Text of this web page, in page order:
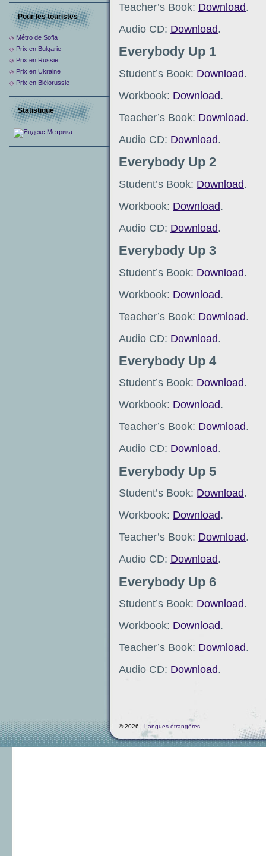
Teacher’s Book: Download.
Audio CD: Download.
Everybody Up 1
Student’s Book: Download.
Workbook: Download.
Teacher’s Book: Download.
Audio CD: Download.
Everybody Up 2
Student’s Book: Download.
Workbook: Download.
Audio CD: Download.
Everybody Up 3
Student’s Book: Download.
Workbook: Download.
Teacher’s Book: Download.
Audio CD: Download.
Everybody Up 4
Student’s Book: Download.
Workbook: Download.
Teacher’s Book: Download.
Audio CD: Download.
Everybody Up 5
Student’s Book: Download.
Workbook: Download.
Teacher’s Book: Download.
Audio CD: Download.
Everybody Up 6
Student’s Book: Download.
Workbook: Download.
Teacher’s Book: Download.
Audio CD: Download.
Pour les touristes
Métro de Sofia
Prix en Bulgarie
Prix ​​en Russie
Prix en Ukraine
Prix en Biélorussie
Statistique
© 2026 - Langues étrangères